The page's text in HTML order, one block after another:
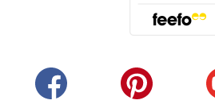
(s'ouvre dans un nouvel
(s'ouvre